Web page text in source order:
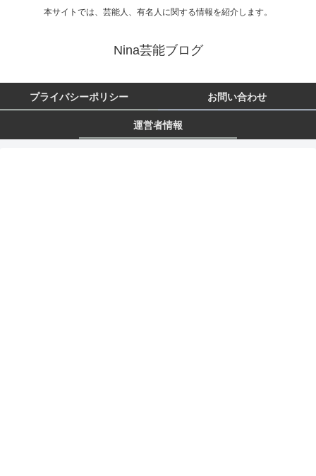
本サイトでは、芸能人、有名人に関する情報を紹介します。
Nina芸能ブログ
プライバシーポリシー お問い合わせ
運営者情報